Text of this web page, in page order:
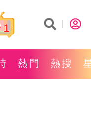
1
熱門 熱搜